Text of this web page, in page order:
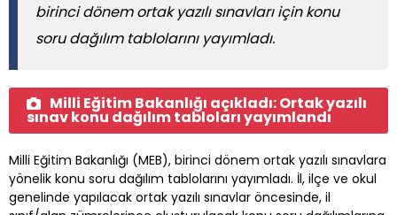
birinci dönem ortak yazılı sınavları için konu
soru dağılım tablolarını yayımladı.
Milli Eğitim Bakanlığı açıkladı: Ortak yazılı
sınav konu dağılım tabloları yayımlandı
Milli Eğitim Bakanlığı (MEB), birinci dönem ortak yazılı sınavlara
yönelik konu soru dağılım tablolarını yayımladı. İl, ilçe ve okul
genelinde yapılacak ortak yazılı sınavlar öncesinde, il